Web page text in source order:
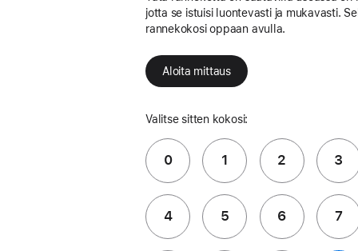
jotta se istuisi luontevasti ja mukavasti.
rannekokosi oppaan avulla.
Aloita mittaus
Valitse sitten kokosi:
0 1 2 3
4 5 6 7